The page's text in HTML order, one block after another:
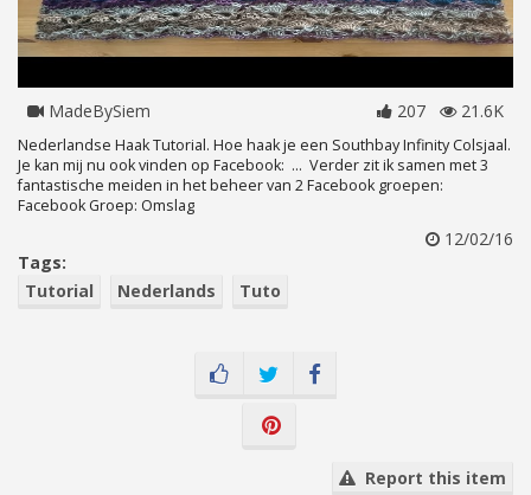
MadeBySiem 207 21.6K
Nederlandse Haak Tutorial. Hoe haak je een Southbay Infinity Colsjaal.
Je kan mij nu ook vinden op Facebook: ... Verder zit ik samen met 3
fantastische meiden in het beheer van 2 Facebook groepen:
Facebook Groep: Omslag
12/02/16
Tags:
Tutorial
Nederlands Tuto
Report this item